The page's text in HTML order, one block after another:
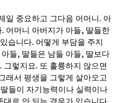
일 중요하고 그다음 어머니 . 아
. 어머니 아버지가 아들, 딸들한
습니다. 어떻게 부담을 주지
들, 딸들은 남들 아들, 딸보다
. 그렇지요. 또 훌륭하지 않으면
래서 평생을 그렇게 살아오고
딸들이 자기능력이나 실력이나
대로 안 되는 경우가 있습니다.